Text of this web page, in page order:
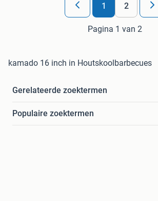
1 2
Pagina 1 van 2
kamado 16 inch in Houtskoolbarbecues
Gerelateerde zoektermen
Populaire zoektermen